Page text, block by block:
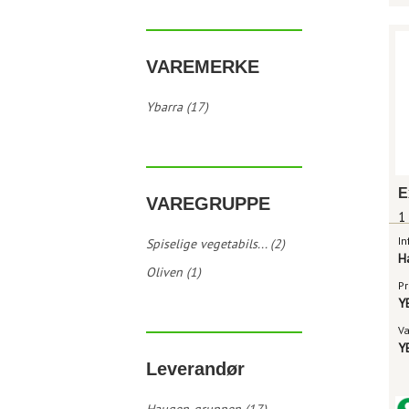
VAREMERKE
Ybarra (17)
VAREGRUPPE
Spiselige vegetabils... (2)
Oliven (1)
Leverandør
1